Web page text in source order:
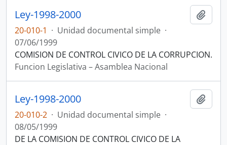
Ley-1998-2000
20-010-1 · Unidad documental simple ·
07/06/1999
COMISION DE CONTROL CIVICO DE LA CORRUPCION.
Funcion Legislativa – Asamblea Nacional
Ley-1998-2000
20-010-2 · Unidad documental simple ·
08/05/1999
DE LA COMISION DE CONTROL CIVICO DE LA